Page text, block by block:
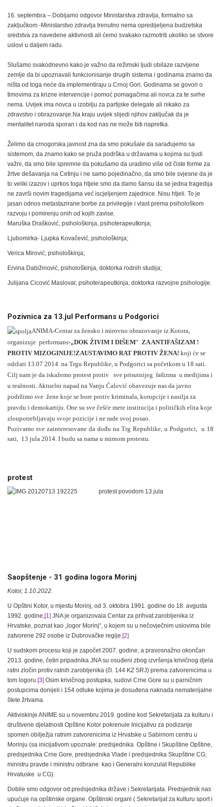
16. septembra – Dobijamo odgovor Ministarstva zdravlja, formalno sa
zaključkom -Ministarstvo zdravlja trenutno nema opredijeljena budzetska
sredstva za navedene aktivnosti ali ćemo svakako razmotriti ukoliko se stvore
uslovi u daljem radu.
Slušamo svakodnevno kako je važno da režimski ljudi obilaze razvijene
zemlje da bi upoznavali funkcionisanje drugih sistema i godinama znamo da
ništa od toga neće da implementiraju u Crnoj Gori. Godinama se govori o
timovima za krizne intervencije i pomoć pomagačima ali novca za te svrhe
nema. Uvijek ima novca u izobilju za partijske delegate ali nikako za
zdravstvo i obrazovanje.Na kraju uvijek slijedi njihov zaključak da je
mentalitet naroda sporan i da kod nas ne može biti napretka.
Želimo da crnogorska javnost zna da smo pokušale da sarađujemo sa
sistemom, da znamo kako se pruža podrška u državama u kojima su ljudi
važni, da smo bile spremne da pokušamo da uradimo više od čiste forme za
žrtve dešavanja na Cetinju i ne samo pojedinačno, da smo bile svjesne da je
to veliki izazov i uprkos toga htjele smo da damo šansu da se jedna tragedija
ne završi novim tragedijama već iscjeljenjem zajednice. Nisu htjeli. To je
jasan odnos metastazirane borbe za privilegije i vlast prema psihološkom
razvoju i pomirenju onih od kojih zavise.
Maruška Drašković, psihološkinja, psihoterapeutkinja;
Ljubomirka- Ljupka Kovačević, psihološkinja;
Verica Mirović, psihološkinja;
Ervina Dabižinović, psihološkinja, doktorka rodnih studija;
Julijana Cicović Maslovar, psihoterapeutkinja, doktorka razvojne psihologije.
Pozivnica za 13.jul Performans u Podgorici
ANIMA-Centar za žensko i mirovno obrazovanje iz Kotora,
organizuje performans-„DOK ŽIVIM I DIŠEM“ ZA ANTIFAŠIZAM !
PROTIV MIZOGINIJE!ZAUSTAVIMO RAT PROTIV ŽENA! koji će se
održati 13.07 2014 na Trgu Republike, u Podgorici sa početkom u 18 sati.
Cilj nam je da iskažemo protest protiv sve prisutnijeg fašizma u medijima i
u realnosti. Aktuelni napad na Vanju Ćalović obavezuje nas da javno
podržimo sve žene koje se bore protiv kriminala, korupcije i nasilja za
pravdu i demokartiju. One su sve češće mete institucija i političkih elita koje
zloupotrebljavaju svoje pozicije i ne rade svoj posao.
Pozivamo sve zainteresovane da dođu na Trg Republike, u Podgorici, u 18
sati, 13 jula 2014. I budu sa nama u mirnom protestu.
protest
protest povodom 13.jula
Saopštenje - 31 godina logora Morinj
Kotor, 1.10.2022.
U Opštini Kotor, u mjestu Morinj, od 3. oktobra 1991. godine do 18. avgusta
1992. godine,[1] JNA je organizovala Centar za prihvat zarobljenika iz
Hrvatske, poznat kao „logor Morinj“, u kojem su u nečovječnim uslovima bile
zatvorene 292 osobe iz Dubrovačke regije.[2]
U sudskom procesu koji je započet 2007. godine, a pravosnažno okončan
2013. godine, četiri pripadnika JNA su osuđeni zbog izvršenja krivičnog djela
ratni zločin protiv ratnih zarobljenika (čl. 144 KZ SRJ) prema zatvorenicima u
tom logoru.[3] Osim krivičnog postupka, sudovi Crne Gore su u parničnim
postupcima donijeli i 154 odluke kojima je dosuđena naknada nematerijalne
štete žrtvama.
Aktiviskinje ANIME su u novembru 2019. godine kod Sekretarijata za kulturu i
društvene djelatnosti Opštine Kotor pokrenule Inicijativu za podizanje
spomen obilježja ratnim zatvorenicima iz Hrvatske u Sabirnom centru u
Morinju (sa inicijativom upoznale: predsjednika Opštine i Skupštine Opštine,
predsjednika Crne Gore, predsjednika Vlade i predsjednika Skupštine CG;
ministru pravde i ministru odbrane kao i Generalni konzulat Republike
Hrvatuske u CG).
Dobile smo odgovor od predsjednika države i Sekretarijata. Predsjednik nas
upućuje na opštinske organe. Opštinski organi ( Sekretarijat za kulturu sport i